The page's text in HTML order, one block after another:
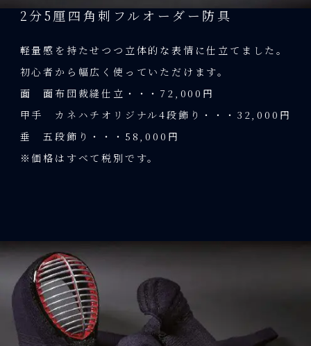
2分5厘四角刺フルオーダー防具
軽量感を持たせつつ立体的な表情に仕立てました。
初心者から幅広く使っていただけます。
面 面布団裁縫仕立・・・72,000円
甲手 カネハチオリジナル4段飾り・・・32,000円
垂 五段飾り・・・58,000円
※価格はすべて税別です。